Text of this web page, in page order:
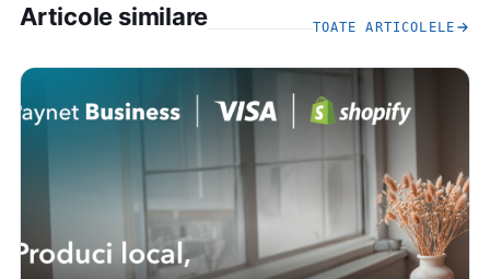
Articole similare TOATE ARTICOLELE